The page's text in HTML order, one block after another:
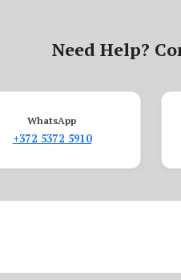
Need Help?
WhatsApp
+372 5372 5910